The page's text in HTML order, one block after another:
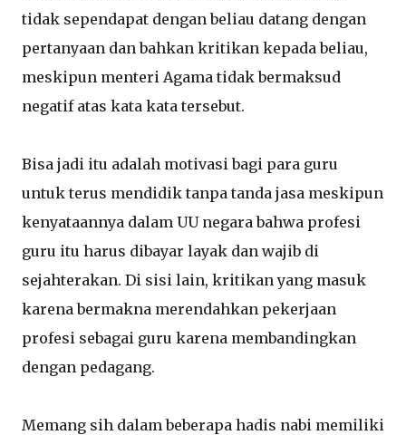
tidak sependapat dengan beliau datang dengan
pertanyaan dan bahkan kritikan kepada beliau,
meskipun menteri Agama tidak bermaksud
negatif atas kata kata tersebut.
Bisa jadi itu adalah motivasi bagi para guru
untuk terus mendidik tanpa tanda jasa meskipun
kenyataannya dalam UU negara bahwa profesi
guru itu harus dibayar layak dan wajib di
sejahterakan. Di sisi lain, kritikan yang masuk
karena bermakna merendahkan pekerjaan
profesi sebagai guru karena membandingkan
dengan pedagang.
Memang sih dalam beberapa hadis nabi memiliki